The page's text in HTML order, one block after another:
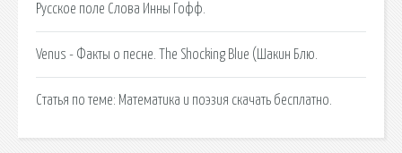
Русское поле Слова Инны Гофф.
Venus - Факты о песне. The Shocking Blue (Шакин Блю.
Статья по теме: Математика и поэзия скачать бесплатно.